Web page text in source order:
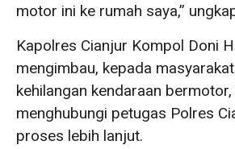
motor ini ke rumah saya,”
Kapolres Cianjur Kompol Doni
mengimbau, kepada
kehilangan kendaraan
menghubungi petugas Polres
proses lebih lanjut.